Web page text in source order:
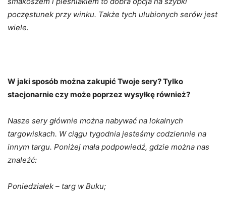
poczęstunek przy winku. Także tych ulubionych serów jest
wiele.
W jaki sposób można zakupić Twoje sery? Tylko
stacjonarnie czy może poprzez wysyłkę również?
Nasze sery głównie można nabywać na lokalnych
targowiskach. W ciągu tygodnia jesteśmy codziennie na
innym targu. Poniżej mała podpowiedź, gdzie można nas
znaleźć:
Poniedziałek – targ w Buku;